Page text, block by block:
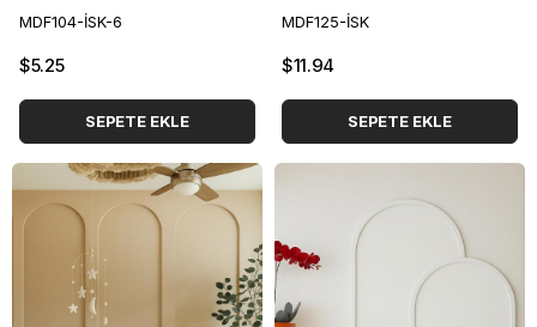
MDF104-İSK-6
$5.25
SEPETE EKLE
MDF125-İSK
$11.94
SEPETE EKLE